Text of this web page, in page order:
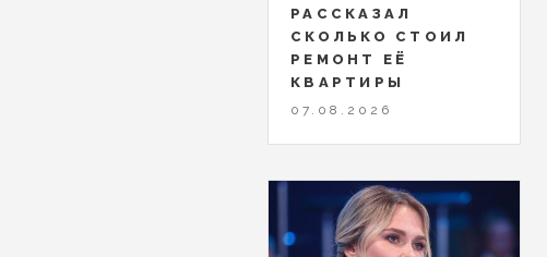
РАССКАЗАЛ
СКОЛЬКО СТОИЛ
РЕМОНТ ЕЁ
КВАРТИРЫ
07.08.2026